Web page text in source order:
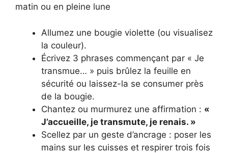
matin ou en pleine lune
Allumez une bougie violette (ou visualisez
la couleur).
Écrivez 3 phrases commençant par « Je
transmue… » puis brûlez la feuille en
sécurité ou laissez-la se consumer près
de la bougie.
Chantez ou murmurez une affirmation : «
J’accueille, je transmute, je renais. »
Scellez par un geste d’ancrage : poser les
mains sur les cuisses et respirer trois fois